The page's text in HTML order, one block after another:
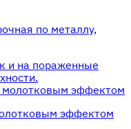
по металлу,
и на пораженные
эффектом